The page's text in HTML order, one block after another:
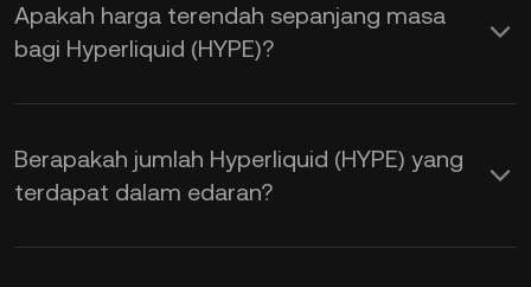
pasaran. Gunakan Kalkulator KuCoin
untuk mendapatkan kadar pertukaran
HYPE kepada USDmasa nyata.
Apakah harga terendah sepanjang masa
bagi Hyperliquid (HYPE)?
Berapakah jumlah Hyperliquid (HYPE) yang
terdapat dalam edaran?